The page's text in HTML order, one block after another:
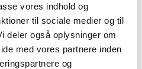
vores indhold og
til sociale medier og til
deler også oplysninger om
med vores partnere inden
og